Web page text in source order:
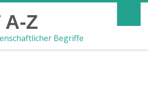
A-Z
Begriffe